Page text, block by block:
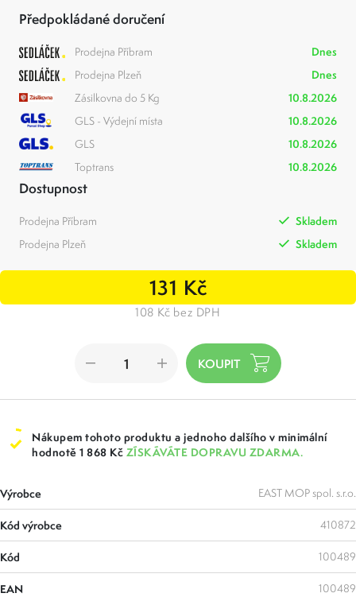
Předpokládané doručení
Prodejna Příbram
Dnes
Prodejna Plzeň
Dnes
Zásilkovna do 5 Kg
10.8.2026
GLS - Výdejní místa
10.8.2026
GLS
10.8.2026
Toptrans
10.8.2026
Dostupnost
Prodejna Příbram
Skladem
Prodejna Plzeň
Skladem
131 Kč
108 Kč bez DPH
Nákupem tohoto produktu a jednoho dalšího v minimální
hodnotě 1 868 Kč ZÍSKÁVÁTE DOPRAVU ZDARMA.
Výrobce EAST MOP spol. s.r.o.
Kód výrobce 410872
Kód 100489
EAN 100489